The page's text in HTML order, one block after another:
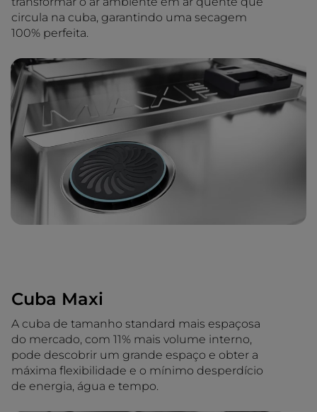
circula na cuba, garantindo uma secagem
100% perfeita.
Cuba Maxi
A cuba de tamanho standard mais espaçosa
do mercado, com 11% mais volume interno,
pode descobrir um grande espaço e obter a
máxima flexibilidade e o mínimo desperdício
de energia, água e tempo.